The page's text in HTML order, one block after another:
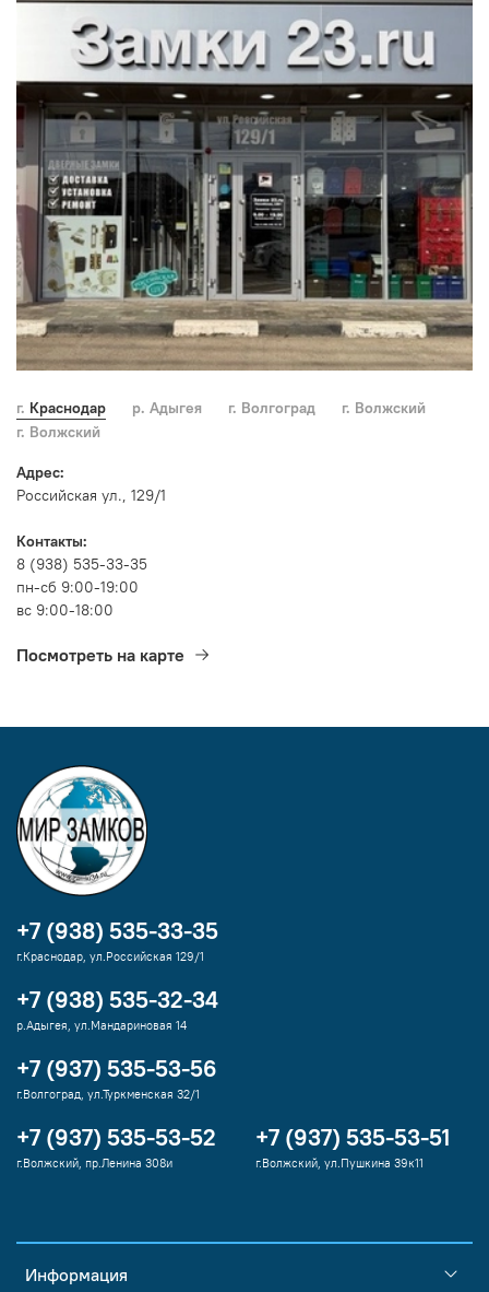
г. Краснодар р. Адыгея г. Волгоград
г. Волжский
г. Волжский
Адрес:
Российская ул., 129/1
Контакты:
8 (938) 535-33-35
пн-сб 9:00-19:00
вс 9:00-18:00
Посмотреть на карте
Информация
+7 (938) 535-33-35
г.Краснодар, ул.Российская 129/1
+7 (938) 535-32-34
р.Адыгея, ул.Мандариновая 14
+7 (937) 535-53-56
г.Волгоград, ул.Туркменская 32/1
+7 (937) 535-53-52
г.Волжский, пр.Ленина 308и
+7 (937) 535-53-51
г.Волжский, ул.Пушкина 39к11